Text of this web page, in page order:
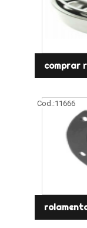
comprar
Cod.:11666